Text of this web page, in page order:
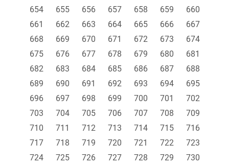
654
655 656 657 658 659
660
661
662 663 664 665 666
667
668
669 670 671 672 673
674
675
676 677 678 679 680
681
682
683 684 685 686 687
688
689
690 691 692 693 694
695
696
697 698 699 700 701
702
703
704 705 706 707 708
709
710
711 712 713 714 715
716
717
718 719 720 721 722
723
724
725 726 727 728 729
730